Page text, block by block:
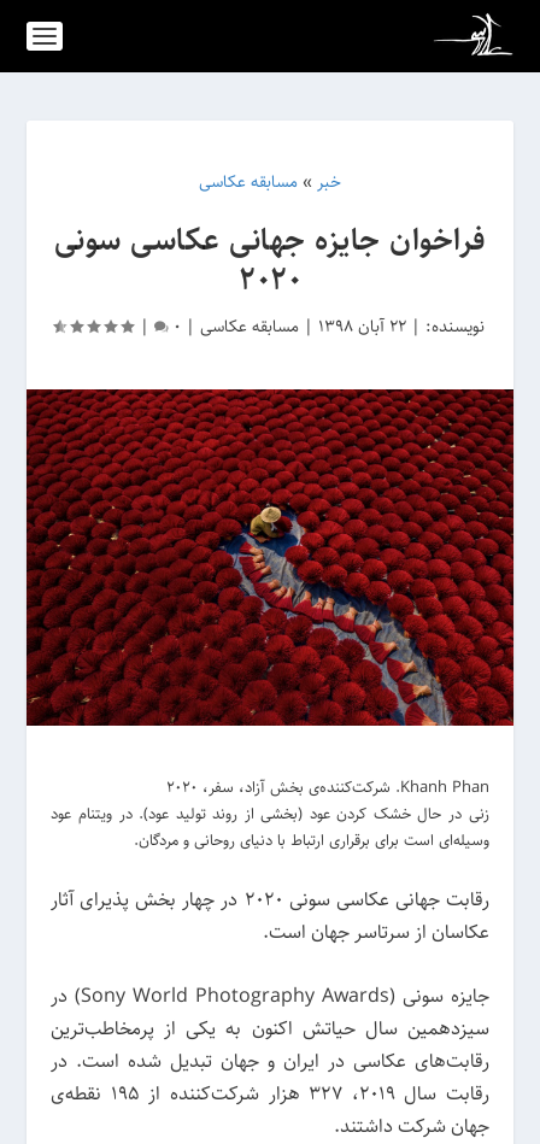
خبر » مسابقه عکاسی
فراخوان جایزه جهانی عکاسی سونی
2020
نویسنده: | 22 آبان 1398 | مسابقه عکاسی |
0
|
Khanh Phan. شرکت‌کننده‌ی بخش آزاد، سفر، 2020
زنی در حال خشک کردن عود (بخشی از روند تولید عود). در ویتنام عود
وسیله‌ای است برای برقراری ارتباط با دنیای روحانی و مردگان.
رقابت جهانی عکاسی سونی 2020 در چهار بخش پذیرای آثار
عکاسان از سرتاسر جهان است.
جایزه سونی (Sony World Photography Awards) در
سیزدهمین سال حیاتش اکنون به یکی از پرمخاطب‌ترین
رقابت‌های عکاسی در ایران و جهان تبدیل شده است. در
رقابت سال 2019، 327 هزار شرکت‌کننده از 195 نقطه‌ی
جهان شرکت داشتند.